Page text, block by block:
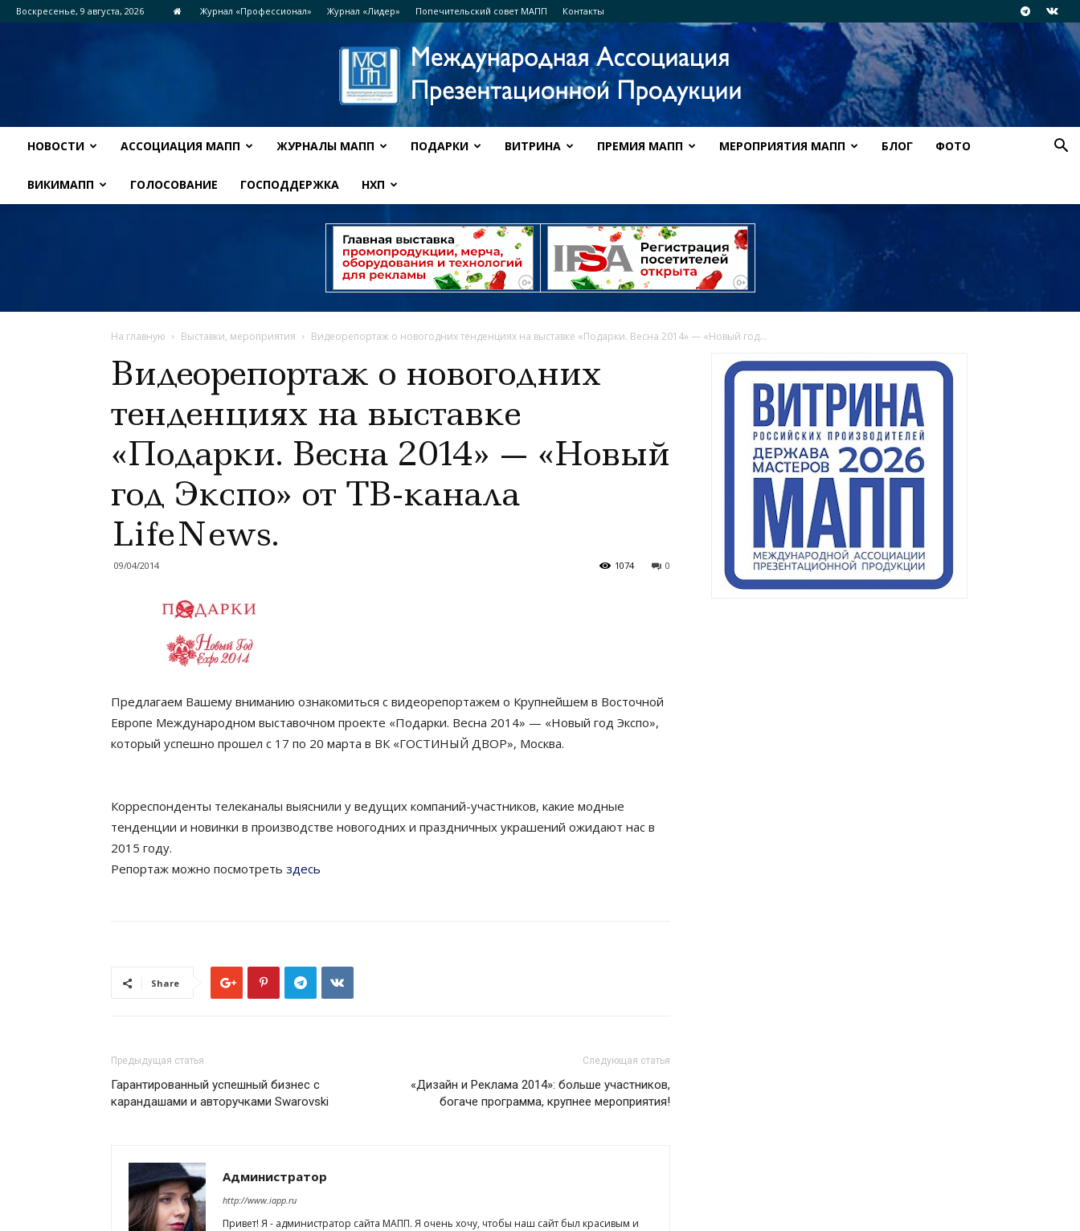
Воскресенье, 9 августа, 2026 Журнал «Профессионал» Журнал «Лидер» Попечительский совет МАПП Контакты
НОВОСТИ АССОЦИАЦИЯ МАПП ЖУРНАЛЫ МАПП ПОДАРКИ ВИТРИНА ПРЕМИЯ МАПП МЕРОПРИЯТИЯ МАПП БЛОГ ФОТО
ВИКИМАПП ГОЛОСОВАНИЕ ГОСПОДДЕРЖКА НХП
На главную Выставки, мероприятия Видеорепортаж о новогодних тенденциях на выставке «Подарки. Весна 2014» — «Новый год...
Видеорепортаж о новогодних
тенденциях на выставке
«Подарки. Весна 2014» — «Новый
год Экспо» от ТВ-канала
LifeNews.
09/04/2014 0
1074
Предлагаем Вашему вниманию ознакомиться с видеорепортажем о Крупнейшем в Восточной
Европе Международном выставочном проекте «Подарки. Весна 2014» — «Новый год Экспо»,
который успешно прошел с 17 по 20 марта в ВК «ГОСТИНЫЙ ДВОР», Москва.
Корреспонденты телеканалы выяснили у ведущих компаний-участников, какие модные
тенденции и новинки в производстве новогодних и праздничных украшений ожидают нас в
2015 году.
Репортаж можно посмотреть здесь
Share
Предыдущая статья
Гарантированный успешный бизнес с
карандашами и авторучками Swarovski
Следующая статья
«Дизайн и Реклама 2014»: больше участников,
богаче программа, крупнее мероприятия!
Администратор
http://www.iapp.ru
Привет! Я - администратор сайта МАПП. Я очень хочу, чтобы наш сайт был красивым и